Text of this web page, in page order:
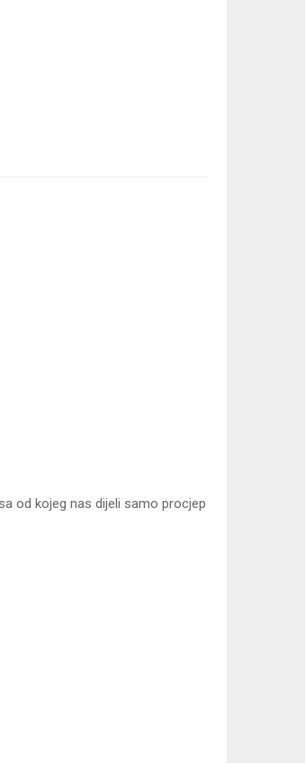
od kojeg nas dijeli samo procjep